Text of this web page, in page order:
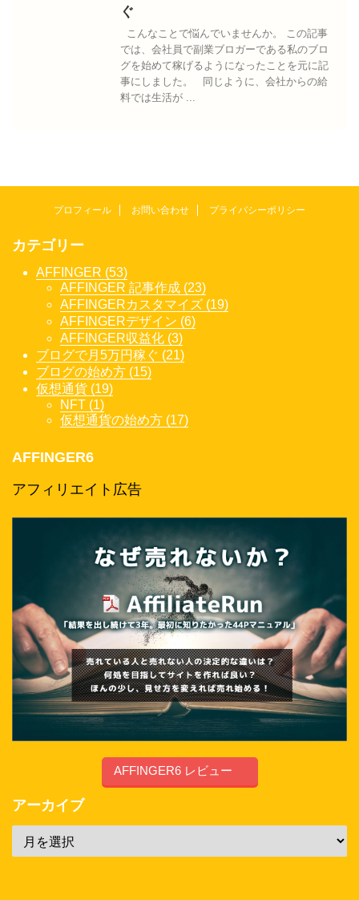
ぐ
こんなことで悩んでいませんか。 この記事
では、会社員で副業ブロガーである私のブロ
グを始めて稼げるようになったことを元に記
事にしました。 同じように、会社からの給
料では生活が ...
プロフィール お問い合わせ プライバシーポリシー
カテゴリー
AFFINGER (53)
AFFINGER 記事作成 (23)
AFFINGERカスタマイズ (19)
AFFINGERデザイン (6)
AFFINGER収益化 (3)
ブログで月5万円稼ぐ (21)
ブログの始め方 (15)
仮想通貨 (19)
NFT (1)
仮想通貨の始め方 (17)
AFFINGER6
アフィリエイト広告
AFFINGER6 レビュー
アーカイブ